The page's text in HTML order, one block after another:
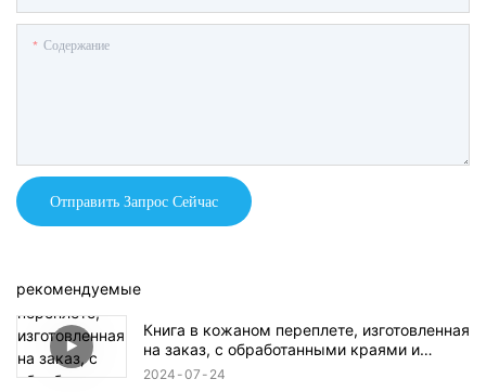
Содержание
Отправить Запрос Сейчас
рекомендуемые
Книга в кожаном переплете, изготовленная
на заказ, с обработанными краями и
футляром.
2024 07 24